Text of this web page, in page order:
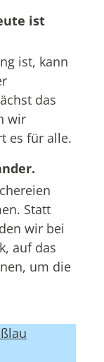
ist
ist, kann
das
wir
es für alle.
Statt
wir bei
auf das
um die